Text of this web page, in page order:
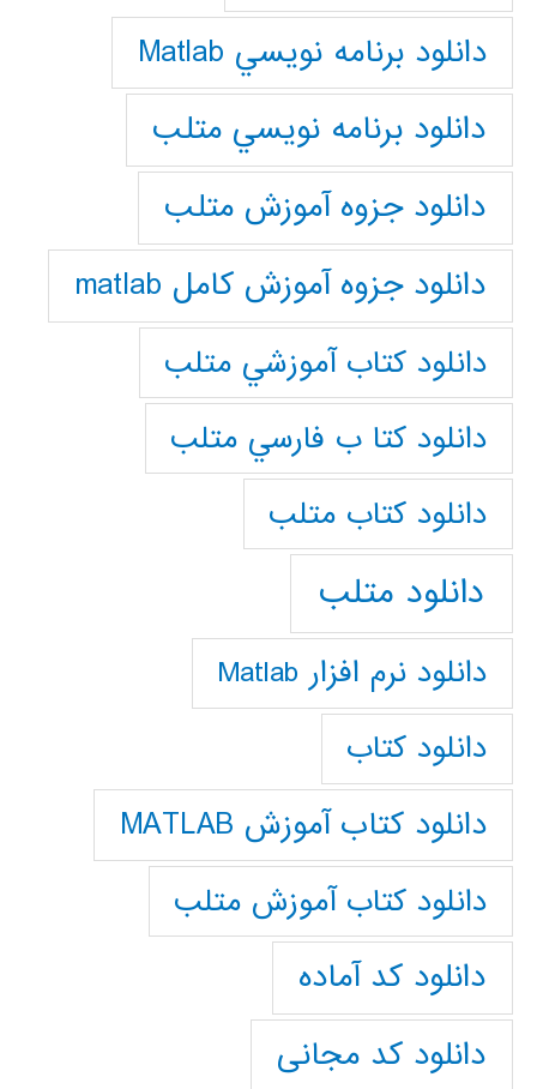
دانلود برنامه نويسي Matlab
دانلود برنامه نويسي متلب
دانلود جزوه آموزش متلب
دانلود جزوه آموزش کامل matlab
دانلود كتاب آموزشي متلب
دانلود كتا ب فارسي متلب
دانلود كتاب متلب
دانلود متلب
دانلود نرم افزار Matlab
دانلود کتاب
دانلود کتاب آموزش MATLAB
دانلود کتاب آموزش متلب
دانلود کد آماده
دانلود کد مجانی